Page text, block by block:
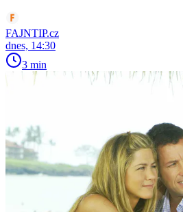
FAJNTIP.cz
dnes, 14:30
3 min